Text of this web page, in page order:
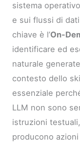
sistema
e sui flussi di
chiave è l’On-
identificare ed
naturale
contesto dello
essenziale
LLM non sono
istruzioni
producono